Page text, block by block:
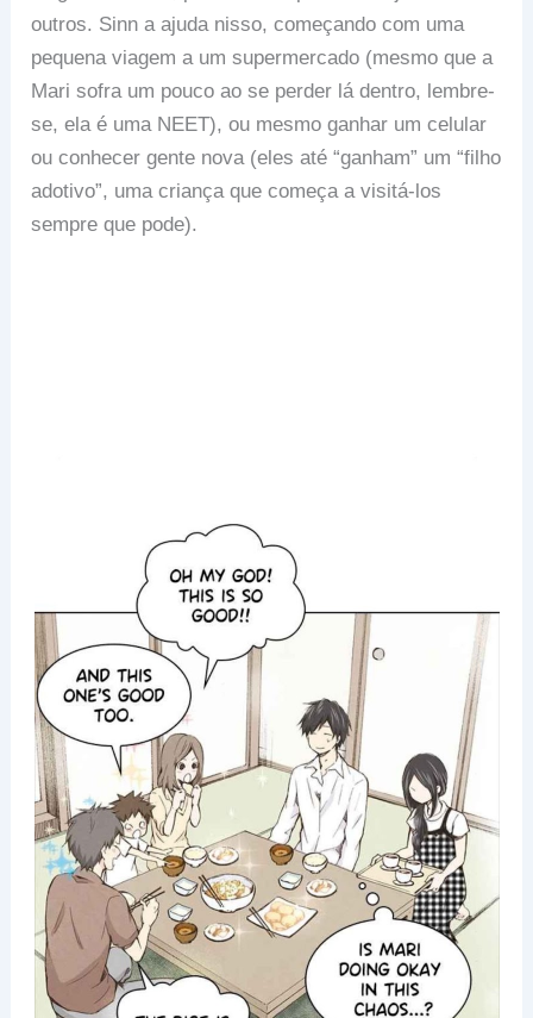
outros. Sinn a ajuda nisso, começando com uma
pequena viagem a um supermercado (mesmo que a
Mari sofra um pouco ao se perder lá dentro, lembre-
se, ela é uma NEET), ou mesmo ganhar um celular
ou conhecer gente nova (eles até “ganham” um “filho
adotivo”, uma criança que começa a visitá-los
sempre que pode).